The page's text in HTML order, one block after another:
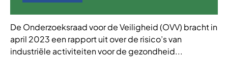
De Onderzoeksraad voor de Veiligheid (OVV) bracht in
april 2023 een rapport uit over de risico’s van
industriële activiteiten voor de gezondheid...